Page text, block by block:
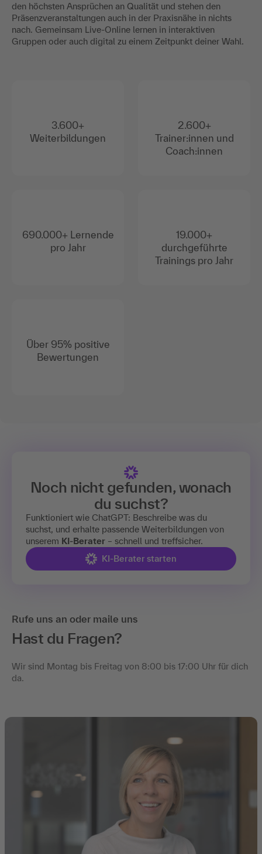
den höchsten Ansprüchen an Qualität und stehen den
Präsenzveranstaltungen auch in der Praxisnähe in nichts
nach. Gemeinsam Live-Online lernen in interaktiven
Gruppen oder auch digital zu einem Zeitpunkt deiner Wahl.
3.600+
Weiterbildungen
690.000+ Lernende
pro Jahr
Über 95% positive
Bewertungen
2.600+
Trainer:innen und
Coach:innen
19.000+
durchgeführte
Trainings pro Jahr
Noch nicht gefunden, wonach
du suchst?
Funktioniert wie ChatGPT: Beschreibe was du
suchst, und erhalte passende Weiterbildungen von
unserem KI-Berater – schnell und treffsicher.
KI-Berater starten
Rufe uns an oder maile uns
Hast du Fragen?
Wir sind Montag bis Freitag von 8:00 bis 17:00 Uhr für dich
da.